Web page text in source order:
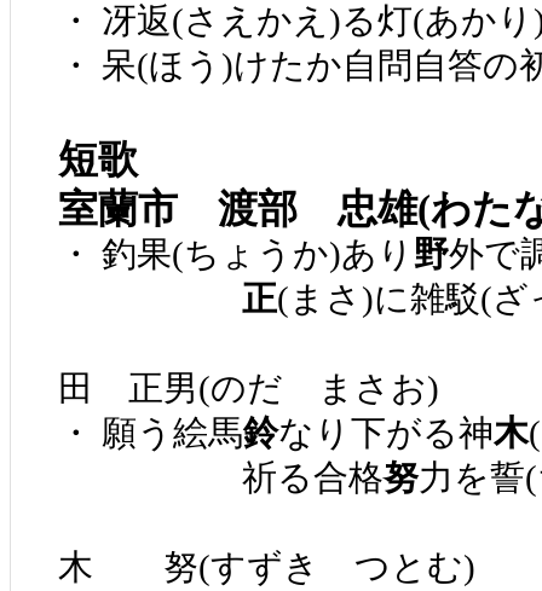
・ 冴返(さえかえ)る灯(あか
・ 呆(ほう)けたか自問自答の
短歌
室蘭市 渡部 忠雄(わた
・ 釣果(ちょうか)あり 野外で
正(まさ)に雑駁(ざ
田 正男(のだ まさお)
・ 願う絵馬鈴なり下がる神木
祈る合格努力を誓
木 努(すずき つとむ)